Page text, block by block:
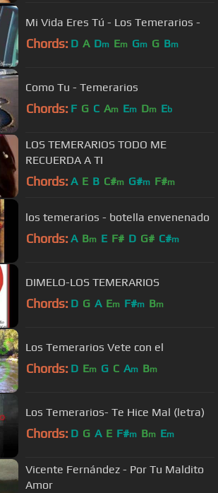
Mi Vida Eres Tú - Los Temerarios -
Chords: D A Dm Em Gm G Bm
Como Tu - Temerarios
Chords: F G C Am Em Dm Eb
LOS TEMERARIOS TODO ME
RECUERDA A TI
Chords: A E B C#m G#m F#m
los temerarios - botella envenenado
Chords: A Bm E F# D G# C#m
DIMELO-LOS TEMERARIOS
Chords: D G A Em F#m Bm
Los Temerarios Vete con el
Chords: D Em G C Am Bm
Los Temerarios- Te Hice Mal (letra)
Chords: D G A E F#m Bm Em
Vicente Fernández - Por Tu Maldito
Amor